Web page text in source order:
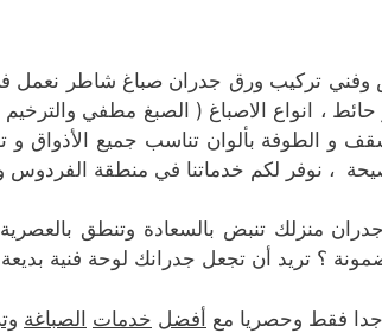
وفني تركيب ورق جدران صباغ شاطر نعمل
، انواع الاصباغ ( الصبغ مطفي والترخيم
و الطوفة بألوان تناسب جميع الأذواق
، نوفر لكم خدماتنا في منطقة الفردوس
منزلك تنبض بالسعادة وتنطق
؟ تريد أن تجعل جدرانك لوحة فنية
فقط وحصريا مع أفضل خدمات الصباغة